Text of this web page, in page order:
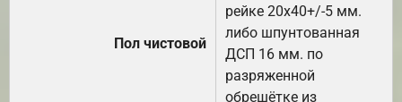
Пол чистовой
рейке 20х40+/-5 мм.
либо шпунтованная
ДСП 16 мм. по
разряженной
обрешётке из